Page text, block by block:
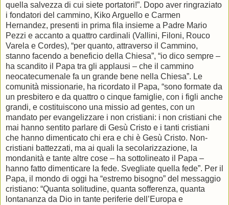
quella salvezza di cui siete portatori!”. Dopo aver ringraziato
i fondatori del cammino, Kiko Arguello e Carmen
Hernandez, presenti in prima fila insieme a Padre Mario
Pezzi e accanto a quattro cardinali (Vallini, Filoni, Rouco
Varela e Cordes), “per quanto, attraverso il Cammino,
stanno facendo a beneficio della Chiesa”, “io dico sempre –
ha scandito il Papa tra gli applausi – che il cammino
neocatecumenale fa un grande bene nella Chiesa”. Le
comunità missionarie, ha ricordato il Papa, “sono formate da
un presbitero e da quattro o cinque famiglie, con i figli anche
grandi, e costituiscono una missio ad gentes, con un
mandato per evangelizzare i non cristiani: i non cristiani che
mai hanno sentito parlare di Gesù Cristo e i tanti cristiani
che hanno dimenticato chi era e chi è Gesù Cristo. Non-
cristiani battezzati, ma ai quali la secolarizzazione, la
mondanità e tante altre cose – ha sottolineato il Papa –
hanno fatto dimenticare la fede. Svegliate quella fede”. Per il
Papa, il mondo di oggi ha “estremo bisogno” del messaggio
cristiano: “Quanta solitudine, quanta sofferenza, quanta
lontananza da Dio in tante periferie dell’Europa e